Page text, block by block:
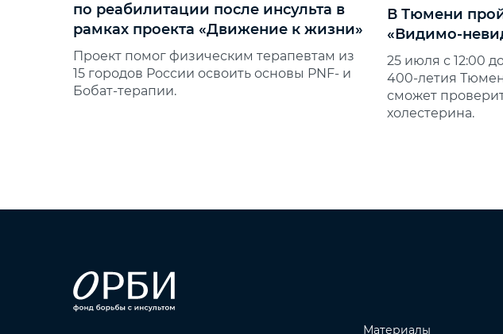
по реабилитации после инсульта в
рамках проекта «Движение к жизни»
Проект помог физическим терапевтам из
15 городов России освоить основы PNF‑ и
Бобат‑терапии.
В Тюмени
25 июля с 12:00
400‑летия
сможет
холестерина.
Материалы